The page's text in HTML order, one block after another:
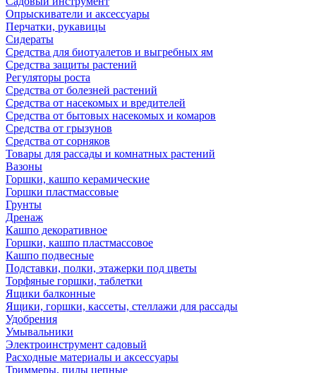
Опрыскиватели и аксессуары
Перчатки, рукавицы
Сидераты
Средства для биотуалетов и выгребных ям
Средства защиты растений
Регуляторы роста
Средства от болезней растений
Средства от насекомых и вредителей
Средства от бытовых насекомых и комаров
Средства от грызунов
Средства от сорняков
Товары для рассады и комнатных растений
Вазоны
Горшки, кашпо керамические
Горшки пластмассовые
Грунты
Дренаж
Кашпо декоративное
Горшки, кашпо пластмассовое
Кашпо подвесные
Подставки, полки, этажерки под цветы
Торфяные горшки, таблетки
Ящики балконные
Ящики, горшки, кассеты, стеллажи для рассады
Удобрения
Умывальники
Электроинструмент садовый
Расходные материалы и аксессуары
Триммеры, пилы цепные